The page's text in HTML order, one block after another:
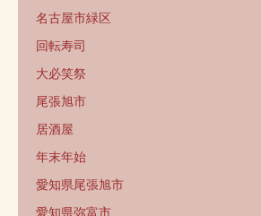
名古屋市緑区
回転寿司
大必笑祭
尾張旭市
居酒屋
年末年始
愛知県尾張旭市
愛知県弥富市